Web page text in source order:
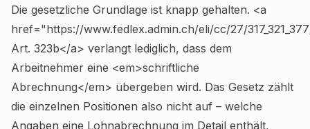
Die gesetzliche Grundlage ist knapp gehalten. <a
href="https://www.fedlex.admin.ch/eli/cc/27/
Art. 323b</a> verlangt lediglich, dass dem
Arbeitnehmer eine <em>schriftliche
Abrechnung</em> übergeben wird. Das Gesetz zählt
die einzelnen Positionen also nicht auf – welche
Angaben eine Lohnabrechnung im Detail enthält,